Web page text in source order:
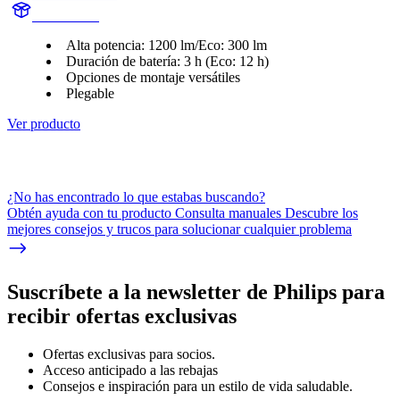
Alta potencia: 1200 lm/Eco: 300 lm
Duración de batería: 3 h (Eco: 12 h)
Opciones de montaje versátiles
Plegable
Ver producto
¿No has encontrado lo que estabas buscando?
Obtén ayuda con tu producto Consulta manuales Descubre los
mejores consejos y trucos para solucionar cualquier problema
Suscríbete a la newsletter de Philips para
recibir ofertas exclusivas
Ofertas exclusivas para socios.
Acceso anticipado a las rebajas
Consejos e inspiración para un estilo de vida saludable.